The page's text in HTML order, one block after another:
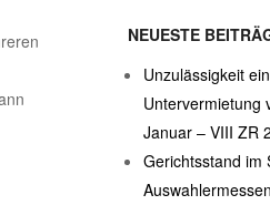
NEUESTE
Unzulässigkeit
Untervermietung
Januar – VIII ZR
Gerichtsstand im